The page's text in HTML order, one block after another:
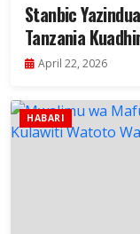
Stanbic
Tanzania
April 22, 2026
HABARI